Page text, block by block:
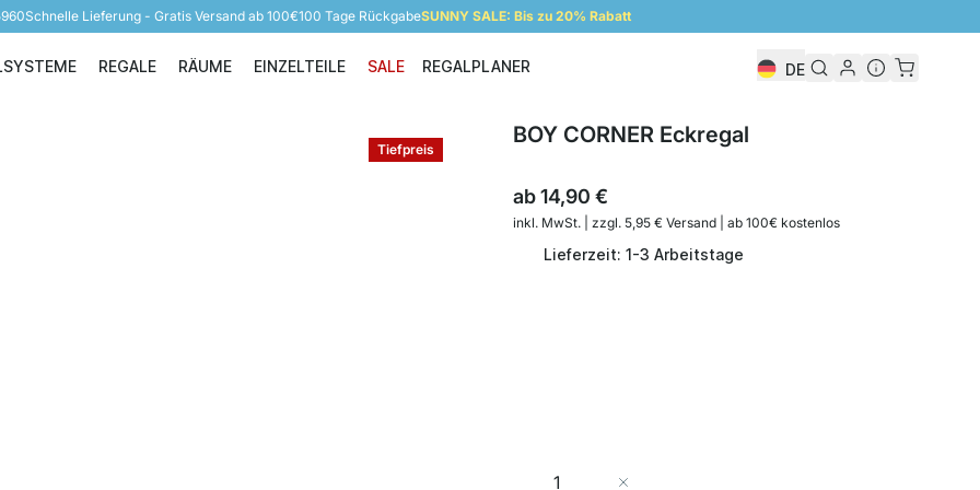
Schnelle Lieferung - Gratis Versand ab 100€100 Tage RückgabeSUNNY SALE: Bis zu 20% Rabatt
Regalsysteme
REGALE
Regale
RÄUME
Räume
EINZELTEILE
Einzelteile
SALE REGALPLANER DE
Tiefpreis
BOY CORNER Eckregal
ab14,90 €
inkl. MwSt. | zzgl. 5,95 € Versand | ab 100€ kostenlos
Lieferzeit: 1-3 Arbeitstage
Menge